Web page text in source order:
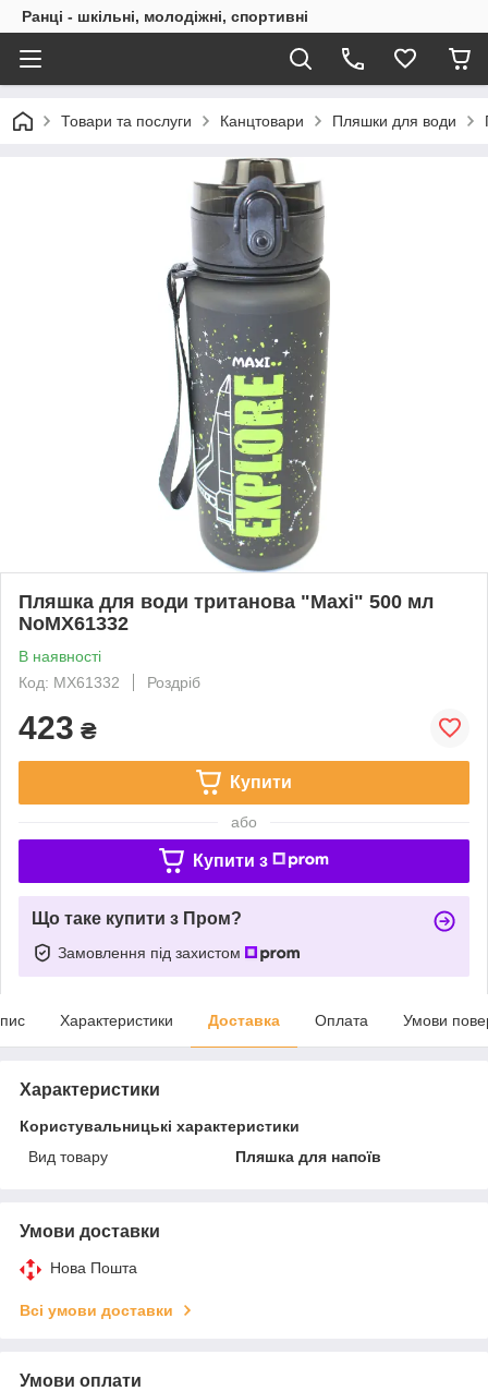
Ранці - шкільні, молодіжні, спортивні
Товари та послуги Канцтовари Пляшки для води
Пляшка для води тританова "Maxi" 500 мл
NoMX61332
В наявності
Код: MX61332
Роздріб
423 ₴
Купити
або
Купити з
Що таке купити з Пром?
Замовлення під захистом
Характеристики Доставка Оплата Умови
Характеристики
Користувальницькі характеристики
Вид товару
Пляшка для напоїв
Умови доставки
Нова Пошта
Всі умови доставки
Умови оплати